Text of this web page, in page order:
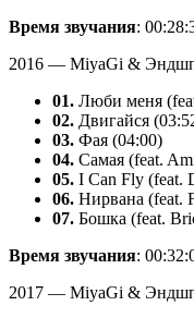
Время звучания:
2016 — MiyaGi &
01. Люби меня
02. Двигайся
03. Фая (04:00)
04. Самая (feat.
05. I Can Fly (feat.
06. Нирвана (feat.
07. Бошка (feat.
Время звучания:
2017 — MiyaGi &